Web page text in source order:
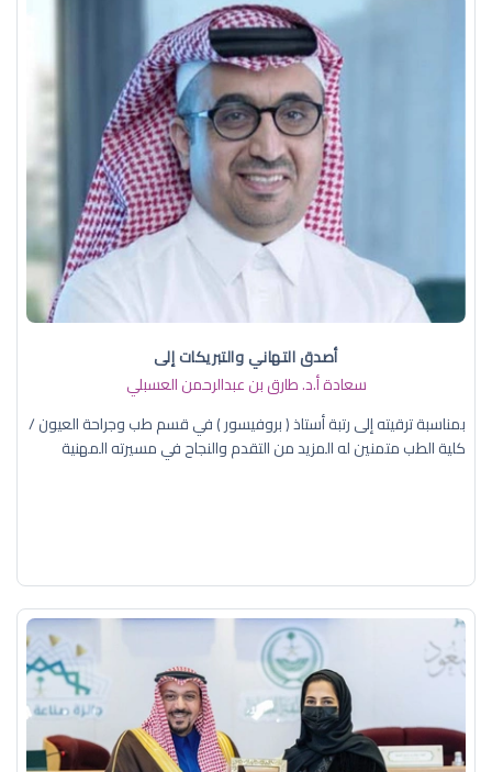
أصدق التهاني والتبريكات إلى
سعادة أ.د. ​طارق بن عبدالرحمن العسبلي
بمناسبة ترقيته إلى رتبة أستاذ ( بروفيسور ) في قسم طب وجراحة العيون /
كلية الطب متمنين له المزيد من التقدم والنجاح في مسيرته المهنية